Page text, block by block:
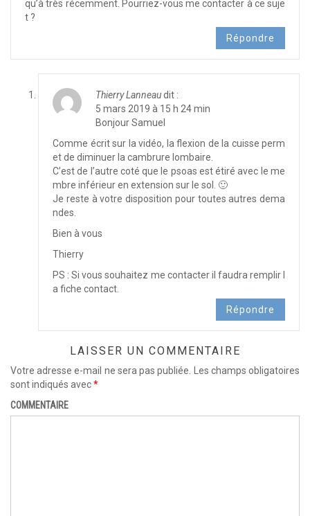
qu’à très récemment. Pourriez-vous me contacter à ce suje
t ?
Répondre
Thierry Lanneaudit :
5 mars 2019 à 15 h 24 min
Bonjour Samuel
Comme écrit sur la vidéo, la flexion de la cuisse perm
et de diminuer la cambrure lombaire.
C’est de l’autre coté que le psoas est étiré avec le me
mbre inférieur en extension sur le sol. 🙂
Je reste à votre disposition pour toutes autres dema
ndes.
Bien à vous
Thierry
PS : Si vous souhaitez me contacter il faudra remplir l
a fiche contact.
Répondre
LAISSER UN COMMENTAIRE
Votre adresse e-mail ne sera pas publiée.
Les champs obligatoires
sont indiqués avec*
COMMENTAIRE